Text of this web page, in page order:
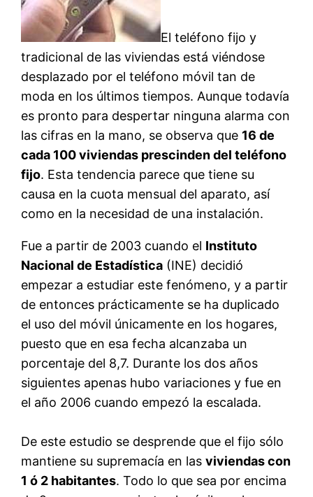
El teléfono fijo y
tradicional de las viviendas está viéndose
desplazado por el teléfono móvil tan de
moda en los últimos tiempos. Aunque todavía
es pronto para despertar ninguna alarma con
las cifras en la mano, se observa que 16 de
cada 100 viviendas prescinden del teléfono
fijo. Esta tendencia parece que tiene su
causa en la cuota mensual del aparato, así
como en la necesidad de una instalación.
Fue a partir de 2003 cuando el Instituto
Nacional de Estadística (INE) decidió
empezar a estudiar este fenómeno, y a partir
de entonces prácticamente se ha duplicado
el uso del móvil únicamente en los hogares,
puesto que en esa fecha alcanzaba un
porcentaje del 8,7. Durante los dos años
siguientes apenas hubo variaciones y fue en
el año 2006 cuando empezó la escalada.
De este estudio se desprende que el fijo sólo
mantiene su supremacía en lasviviendas con
1 ó 2 habitantes. Todo lo que sea por encima